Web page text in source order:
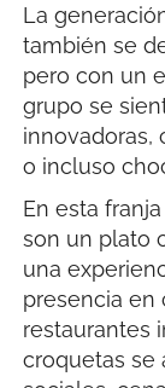
La
también se
pero con un
grupo se
innovadoras,
o incluso
En esta
son un plato
una
presencia en
restaurantes
croquetas se